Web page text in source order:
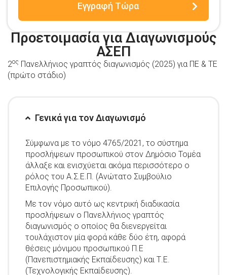
Προετοιμασία για Διαγωνισμούς
ΑΣΕΠ
2ος Πανελλήνιος γραπτός διαγωνισμός (2025) για ΠΕ & ΤΕ
(πρώτο στάδιο)
Γενικά για τον Διαγωνισμό
Σύμφωνα με το νόμο 4765/2021, το σύστημα
προσλήψεων προσωπικού στον Δημόσιο Τομέα
άλλαξε και ενισχύεται ακόμα περισσότερο ο
ρόλος του Α.Σ.Ε.Π. (Ανώτατο Συμβούλιο
Επιλογής Προσωπικού).
Με τον νόμο αυτό ως κεντρική διαδικασία
προσλήψεων ο Πανελλήνιος γραπτός
διαγωνισμός ο οποίος θα διενεργείται
τουλάχιστον μία φορά κάθε δύο έτη, αφορά
θέσεις μόνιμου προσωπικού Π.Ε
(Πανεπιστημιακής Εκπαίδευσης) και Τ.Ε.
(Τεχνολογικής Εκπαίδευσης).
Εγγραφή Τώρα